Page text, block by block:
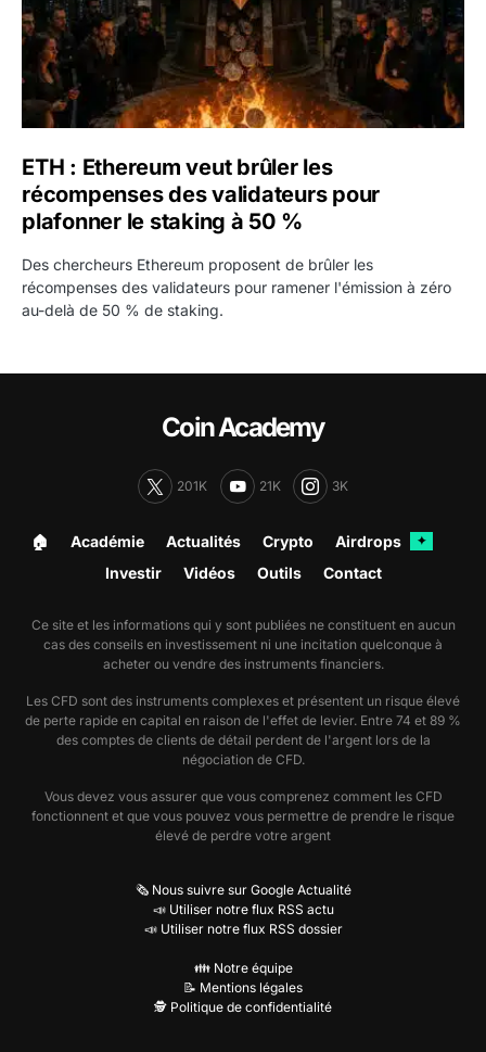
ETH : Ethereum veut brûler les
récompenses des validateurs pour
plafonner le staking à 50 %
Des chercheurs Ethereum proposent de brûler les
récompenses des validateurs pour ramener l'émission à zéro
au-delà de 50 % de staking.
Coin Academy
201K 21K 3K
🏠︎ Académie Actualités Crypto Airdrops ✦
Investir Vidéos Outils Contact
Ce site et les informations qui y sont publiées ne constituent en aucun
cas des conseils en investissement ni une incitation quelconque à
acheter ou vendre des instruments financiers.
Les CFD sont des instruments complexes et présentent un risque élevé
de perte rapide en capital en raison de l'effet de levier. Entre 74 et 89 %
des comptes de clients de détail perdent de l'argent lors de la
négociation de CFD.
Vous devez vous assurer que vous comprenez comment les CFD
fonctionnent et que vous pouvez vous permettre de prendre le risque
élevé de perdre votre argent
🗞️ Nous suivre sur Google Actualité
📣 Utiliser notre flux RSS actu
📣 Utiliser notre flux RSS dossier
👪 Notre équipe
📝 Mentions légales
🕵️ Politique de confidentialité